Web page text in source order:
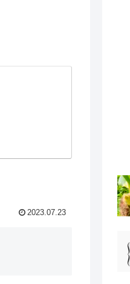
2023.07.23